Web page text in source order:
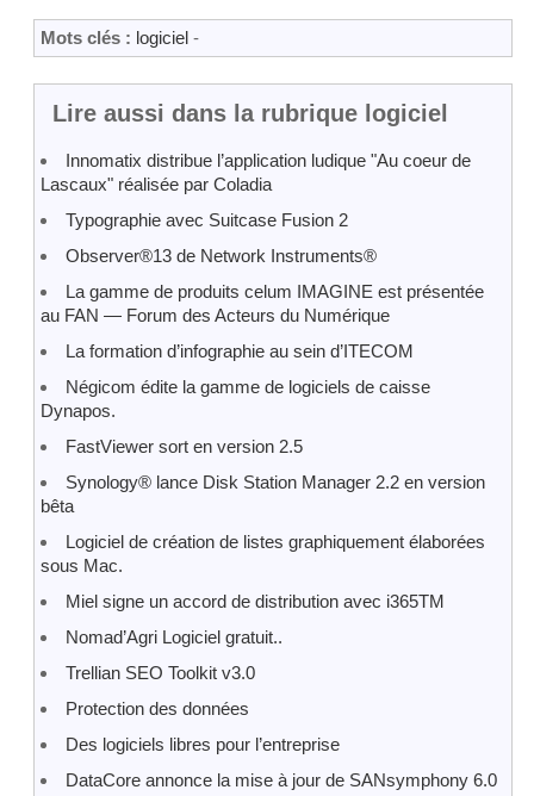
Mots clés : logiciel -
Lire aussi dans la rubrique logiciel
Innomatix distribue l’application ludique "Au coeur de
Lascaux" réalisée par Coladia
Typographie avec Suitcase Fusion 2
Observer®13 de Network Instruments®
La gamme de produits celum IMAGINE est présentée
au FAN — Forum des Acteurs du Numérique
La formation d’infographie au sein d’ITECOM
Négicom édite la gamme de logiciels de caisse
Dynapos.
FastViewer sort en version 2.5
Synology® lance Disk Station Manager 2.2 en version
bêta
Logiciel de création de listes graphiquement élaborées
sous Mac.
Miel signe un accord de distribution avec i365TM
Nomad’Agri Logiciel gratuit..
Trellian SEO Toolkit v3.0
Protection des données
Des logiciels libres pour l’entreprise
DataCore annonce la mise à jour de SANsymphony 6.0